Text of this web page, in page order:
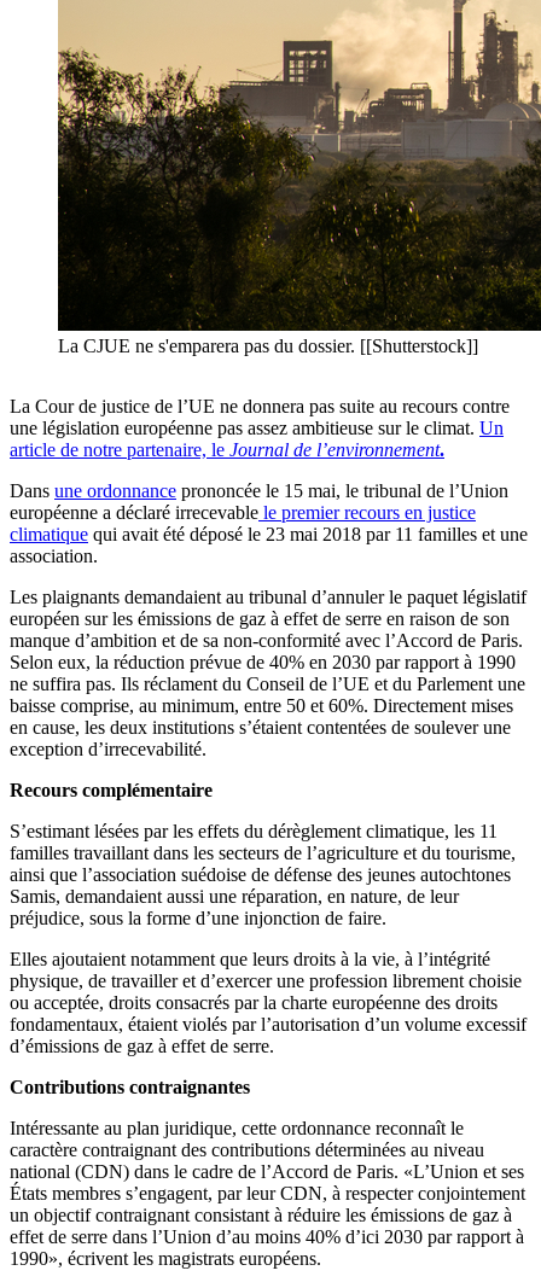
La CJUE ne s'emparera pas du dossier. [[Shutterstock]]
La Cour de justice de l’UE ne donnera pas suite au recours contre
une législation européenne pas assez ambitieuse sur le climat. Un
article de notre partenaire, le Journal de l’environnement.
Dans une ordonnance prononcée le 15 mai, le tribunal de l’Union
européenne a déclaré irrecevable le premier recours en justice
climatique qui avait été déposé le 23 mai 2018 par 11 familles et une
association.
Les plaignants demandaient au tribunal d’annuler le paquet législatif
européen sur les émissions de gaz à effet de serre en raison de son
manque d’ambition et de sa non-conformité avec l’Accord de Paris.
Selon eux, la réduction prévue de 40% en 2030 par rapport à 1990
ne suffira pas. Ils réclament du Conseil de l’UE et du Parlement une
baisse comprise, au minimum, entre 50 et 60%. Directement mises
en cause, les deux institutions s’étaient contentées de soulever une
exception d’irrecevabilité.
Recours complémentaire
S’estimant lésées par les effets du dérèglement climatique, les 11
familles travaillant dans les secteurs de l’agriculture et du tourisme,
ainsi que l’association suédoise de défense des jeunes autochtones
Samis, demandaient aussi une réparation, en nature, de leur
préjudice, sous la forme d’une injonction de faire.
Elles ajoutaient notamment que leurs droits à la vie, à l’intégrité
physique, de travailler et d’exercer une profession librement choisie
ou acceptée, droits consacrés par la charte européenne des droits
fondamentaux, étaient violés par l’autorisation d’un volume excessif
d’émissions de gaz à effet de serre.
Contributions contraignantes
Intéressante au plan juridique, cette ordonnance reconnaît le
caractère contraignant des contributions déterminées au niveau
national (CDN) dans le cadre de l’Accord de Paris. «L’Union et ses
États membres s’engagent, par leur CDN, à respecter conjointement
un objectif contraignant consistant à réduire les émissions de gaz à
effet de serre dans l’Union d’au moins 40% d’ici 2030 par rapport à
1990», écrivent les magistrats européens.